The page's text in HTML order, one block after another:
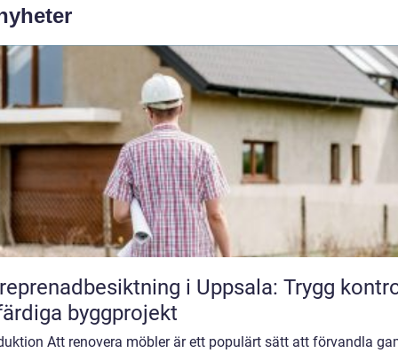
i Uppsala: Trygg
byggprojekt
Att renovera möbler är ett populärt sätt att förvandla